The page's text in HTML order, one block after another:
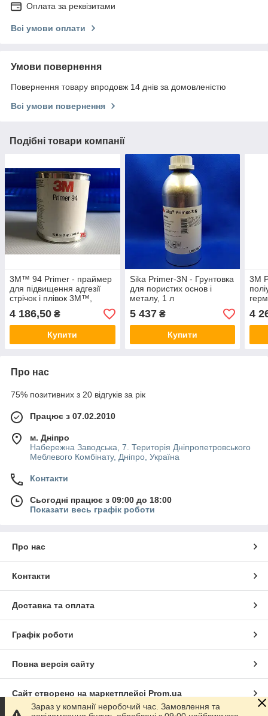
Оплата за реквізитами
Всі умови оплати
Умови повернення
Повернення товару впродовж 14 днів за домовленістю
Всі умови повернення
Подібні товари компанії
3M™ 94 Primer - праймер
для підвищення адгезії
стрічок і плівок 3M™,
банку 946,3 мл
4 186,50 ₴
Купити
Sika Primer-3N - Грунтовка
для пористих основ і
металу, 1 л
5 437₴
Купити
3M
4
Про нас
75% позитивних з 20 відгуків за рік
Працює з 07.02.2010
м. Дніпро
Набережна Заводська, 7. Територія Дніпропетровського
Меблевого Комбінату, Дніпро, Україна
Контакти
Сьогодні працює з 09:00 до 18:00
Показати весь графік роботи
Про нас
Контакти
Доставка та оплата
Графік роботи
Повна версія сайту
Сайт створено на маркетплейсі Prom.ua
Зараз у компанії неробочий час. Замовлення та